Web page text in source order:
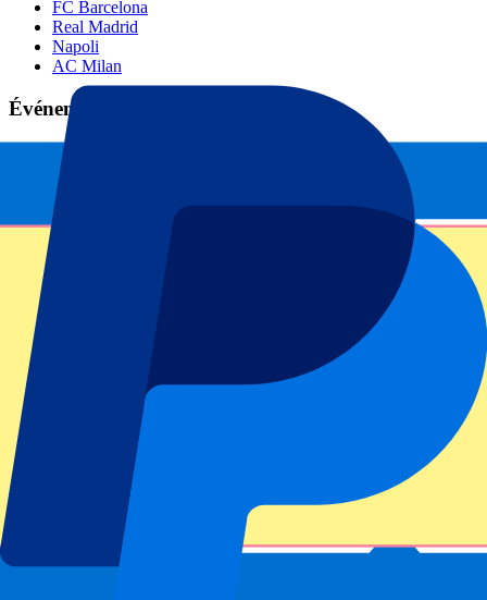
FC Barcelona
Real Madrid
Napoli
AC Milan
Événements populaires
GP Espagne
GP Pays Bas
GP Italie
GP Singapour
Tous les sports
Championnats de football
Ligue des Champions
Premier League